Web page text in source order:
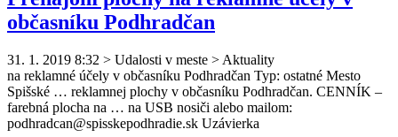
občasníku Podhradčan
31. 1. 2019 8:32 > Udalosti v meste > Aktuality
na reklamné účely v občasníku Podhradčan Typ: ostatné Mesto
Spišské … reklamnej plochy v občasníku Podhradčan. CENNÍK –
farebná plocha na … na USB nosiči alebo mailom:
podhradcan@spisskepodhradie.sk Uzávierka